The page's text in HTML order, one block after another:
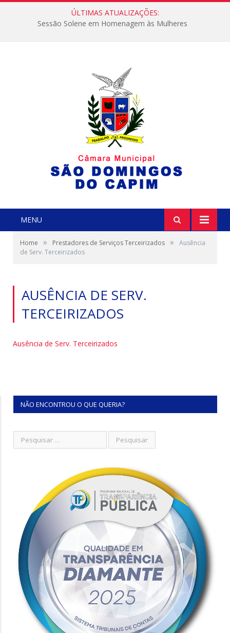
ÚLTIMAS ATUALIZAÇÕES:
Sessão Solene em Homenagem às Mulheres
MENU
Home » Prestadores de Serviços Terceirizados »
Ausência
de Serv. Terceirizados
AUSÊNCIA DE SERV.
TERCEIRIZADOS
Ausência de Serv. Terceirizados
NÃO ENCONTROU O QUE QUERIA?